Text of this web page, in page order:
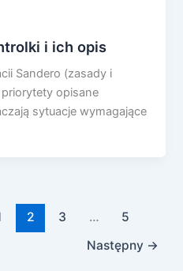
i ich opis
Sandero (zasady i
opisane
sytuacje wymagające
2 3 …
5
Następny →